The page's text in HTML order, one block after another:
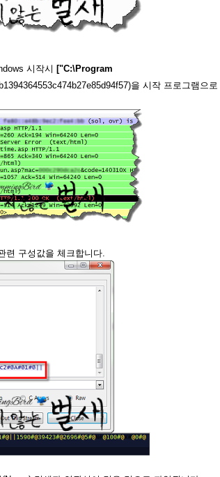
시작시 ["C:\Program
을 시작 프로그램으로
련 구성값을 체크합니다.